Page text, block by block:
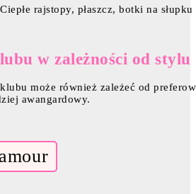
Ciepłe rajstopy, płaszcz, botki na słupku
w zależności od stylu
może również zależeć od
awangardowy.